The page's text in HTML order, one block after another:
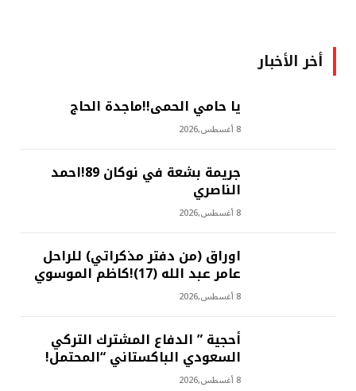
أخر الأخبار
يا حامي الحمى!!ماجدة الحاج
8 أغسطس,2026
جريمة بشعة في نوكان 89!احمد
الناصري
8 أغسطس,2026
اوراق (من دفتر مذكراتي) للراحل
عامر عبد الله (17)!كاظم الموسوي
8 أغسطس,2026
أحجية ” الدفاع المشترك التركي
السعودي الباكستاني “المحتمل!
8 أغسطس,2026